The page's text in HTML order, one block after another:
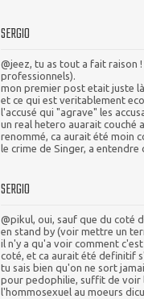
SERGIO
@jeez, tu as tout a fait raison
professionnels).
mon premier post etait juste
et ce qui est veritablement
l'accusé qui "agrave" les
un real hetero auarait couché
renommé, ca aurait été moin
le crime de Singer, a
SERGIO
@pikul, oui, sauf que du coté
en stand by (voir mettre un
il n'y a qu'a voir comment
coté, et ca aurait été definitif
tu sais bien qu'on ne sort
pour pedophilie, suffit de voir
l'hommosexuel au moeurs